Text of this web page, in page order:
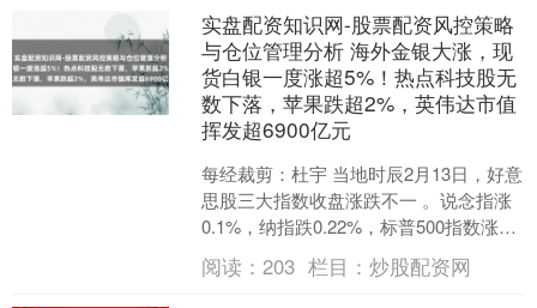
实盘配资知识网-股票配资风控策略
与仓位管理分析 海外金银大涨，现
货白银一度涨超5%！热点科技股无
数下落，苹果跌超2%，英伟达市值
挥发超6900亿元
每经裁剪：杜宇 当地时辰2月13日，好意
思股三大指数收盘涨跌不一 。说念指涨
0.1%，纳指跌0.22%，标普500指数涨
0.05%。 热点科技股无数下落，英伟
达....
阅读：203 栏目：炒股配资网